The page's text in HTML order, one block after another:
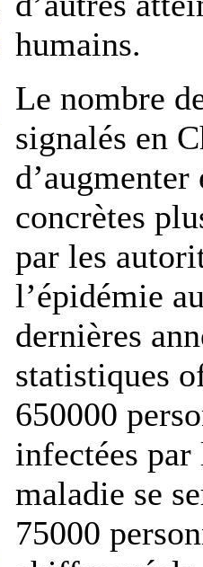
humains.
Le nombre
signalés en
concrètes
par les
l’épidémie
dernières
statistiques
650000
infectées
maladie se
75000